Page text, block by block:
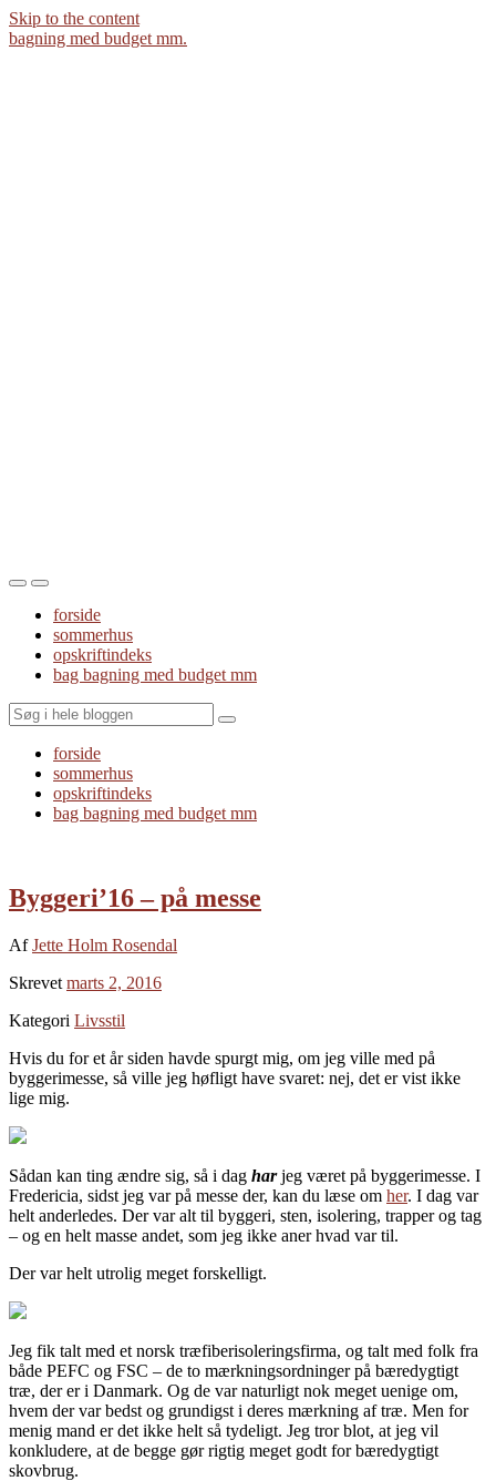
Skip to the content
bagning med budget mm.
Toggle
mobile
menu
Toggle
the
search
field
forside
sommerhus
opskriftindeks
bag bagning med budget mm
Search
forside
sommerhus
opskriftindeks
bag bagning med budget mm
Byggeri’16 – på messe
AfJette Holm Rosendal
Skrevet marts 2, 2016
Kategori Livsstil
Hvis du for et år siden havde spurgt mig, om jeg ville med på
byggerimesse, så ville jeg høfligt have svaret: nej, det er vist ikke
lige mig.
Sådan kan ting ændre sig, så i dag harjeg været på byggerimesse. I
Fredericia, sidst jeg var på messe der, kan du læse om her. I dag var
helt anderledes. Der var alt til byggeri, sten, isolering, trapper og tag
– og en helt masse andet, som jeg ikke aner hvad var til.
Der var helt utrolig meget forskelligt.
Jeg fik talt med et norsk træfiberisoleringsfirma, og talt med folk fra
både PEFC og FSC – de to mærkningsordninger på bæredygtigt
træ, der er i Danmark. Og de var naturligt nok meget uenige om,
hvem der var bedst og grundigst i deres mærkning af træ. Men for
menig mand er det ikke helt så tydeligt. Jeg tror blot, at jeg vil
konkludere, at de begge gør rigtig meget godt for bæredygtigt
skovbrug.